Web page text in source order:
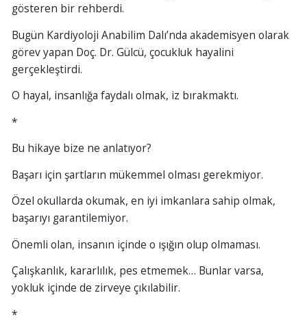
gösteren bir rehberdi.
Bugün Kardiyoloji Anabilim Dalı’nda akademisyen olarak
görev yapan Doç. Dr. Gülcü, çocukluk hayalini
gerçekleştirdi.
O hayal, insanlığa faydalı olmak, iz bırakmaktı.
*
Bu hikaye bize ne anlatıyor?
Başarı için şartların mükemmel olması gerekmiyor.
Özel okullarda okumak, en iyi imkanlara sahip olmak,
başarıyı garantilemiyor.
Önemli olan, insanın içinde o ışığın olup olmaması.
Çalışkanlık, kararlılık, pes etmemek… Bunlar varsa,
yokluk içinde de zirveye çıkılabilir.
*